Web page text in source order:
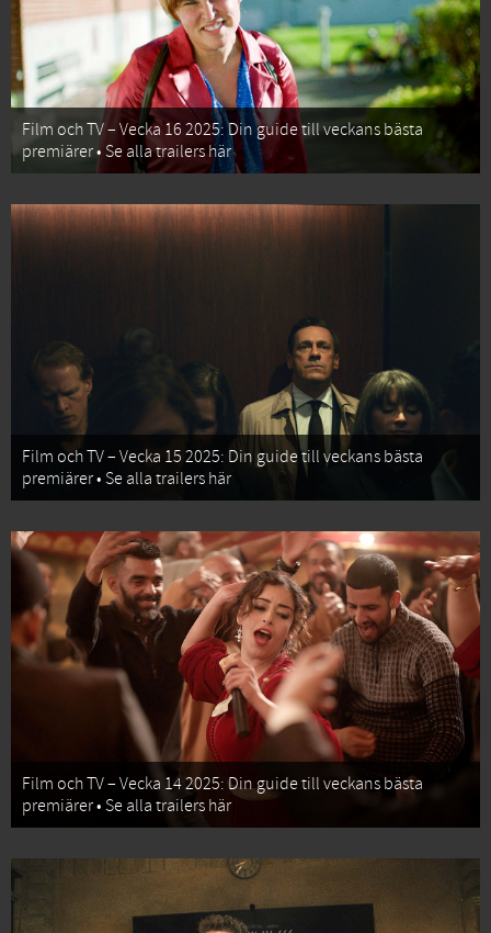
Film och TV – Vecka 16 2025: Din guide till veckans bästa
premiärer • Se alla trailers här
Film och TV – Vecka 15 2025: Din guide till veckans bästa
premiärer • Se alla trailers här
Film och TV – Vecka 14 2025: Din guide till veckans bästa
premiärer • Se alla trailers här